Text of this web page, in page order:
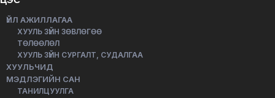
ҮЙЛ АЖИЛЛАГАА
ХУУЛЬ ЗҮЙН ЗӨВЛӨГӨӨ
ТӨЛӨӨЛӨЛ
ХУУЛЬ ЗҮЙН СУРГАЛТ, СУДАЛГАА
ХУУЛЬЧИД
МЭДЛЭГИЙН САН
ТАНИЛЦУУЛГА